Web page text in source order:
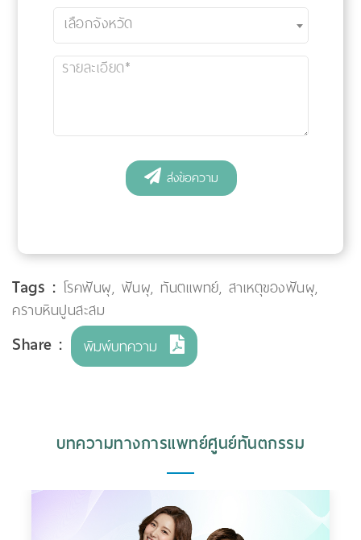
Tags : โรคฟันผุ, ฟันผุ, ทันตแพทย์, สาเหตุของฟันผุ,
คราบหินปูนสะสม
Share : พิมพ์บทความ
บทความทางการแพทย์ศูนย์ทันตกรรม